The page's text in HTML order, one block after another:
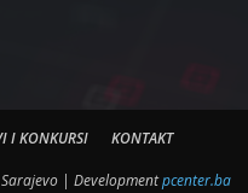
I KONKURSI KONTAKT
| Developmentpcenter.ba